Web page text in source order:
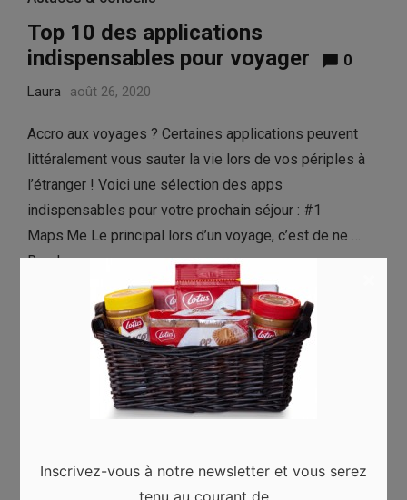
Top 10 des applications
indispensables pour voyager
0
Laura août 26, 2020
Accro aux voyages ? Certaines applications peuvent
littéralement vous sauter la vie lors de vos périples à
l’étranger ! Voici une sélection des apps
indispensables pour votre prochain séjour : #1
Maps.Me Le principal lors d’un voyage, c’est de ne …
Read more
Inscrivez-vous à notre newsletter et vous serez
tenu au courant de